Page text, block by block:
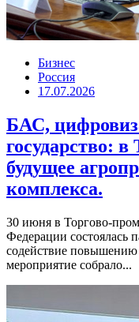
Бизнес
Россия
17.07.2026
БАС,
государство:
будущее
комплекса.
30 июня в Торгово-
Федерации состоялась
содействие
мероприятие собрало...